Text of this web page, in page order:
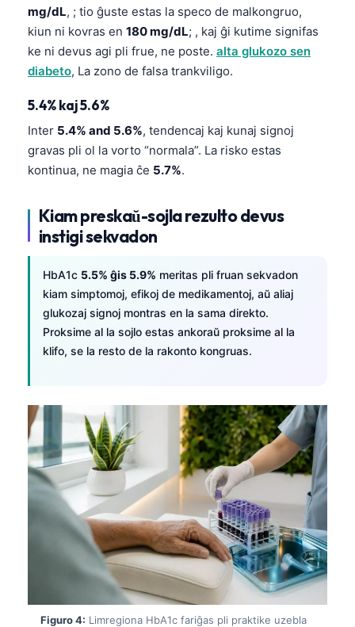
mg/dL, ; tio ĝuste estas la speco de malkongruo,
kiun ni kovras en 180 mg/dL; , kaj ĝi kutime signifas
ke ni devus agi pli frue, ne poste. alta glukozo sen
diabeto, La zono de falsa trankviligo.
5.4% kaj 5.6%
Inter 5.4% and 5.6%, tendencaj kaj kunaj signoj
gravas pli ol la vorto “normala”. La risko estas
kontinua, ne magia ĉe 5.7%.
Kiam preskaŭ-sojla rezulto devus
instigi sekvadon
HbA1c 5.5% ĝis 5.9% meritas pli fruan sekvadon
kiam simptomoj, efikoj de medikamentoj, aŭ aliaj
glukozaj signoj montras en la sama direkto.
Proksime al la sojlo estas ankoraŭ proksime al la
klifo, se la resto de la rakonto kongruas.
Figuro 4: Limregiona HbA1c fariĝas pli praktike uzebla